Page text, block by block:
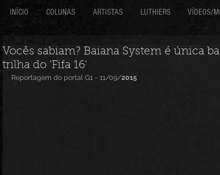
INÍCIO COLUNAS ARTISTAS LUTHIERS VÍDEOS/
Vocês sabiam? Baiana System é única
trilha do 'Fifa 16'
Reportagem do portal G1 - 11/09/2015